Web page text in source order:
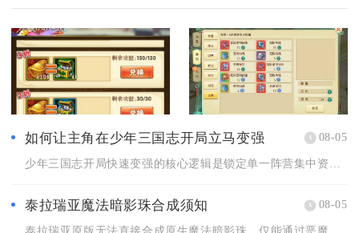
如何让主角在少年三国志开局立马变强 08-05
泰拉瑞亚魔法暗影珠合成须知 08-05